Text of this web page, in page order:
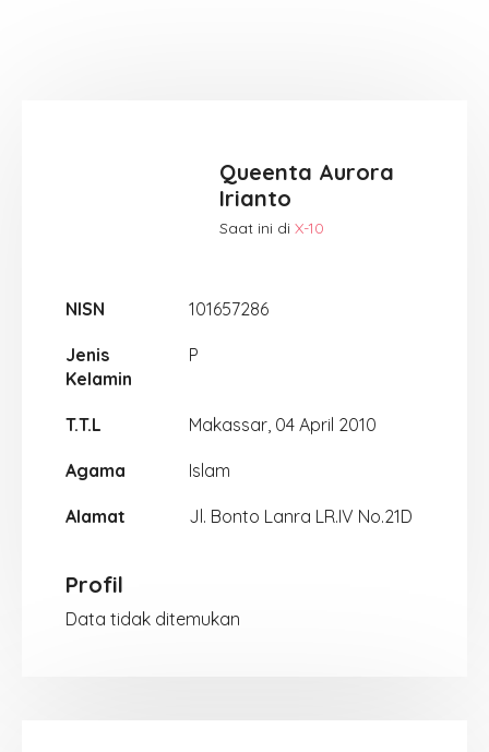
Queenta Aurora
Irianto
Saat ini di X-10
NISN 101657286
Jenis
Kelamin
P
T.T.L Makassar, 04 April 2010
Agama Islam
Alamat Jl. Bonto Lanra LR.IV No.21D
Profil
Data tidak ditemukan